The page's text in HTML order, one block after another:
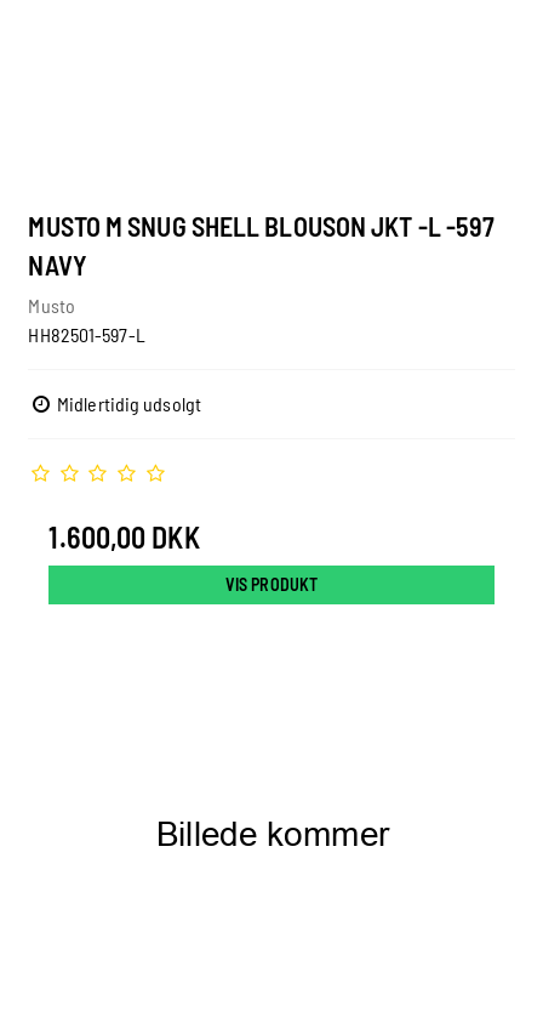
MUSTO M SNUG SHELL BLOUSON JKT -L -597
NAVY
Musto
HH82501-597-L
Midlertidig udsolgt
1.600,00 DKK
VIS PRODUKT